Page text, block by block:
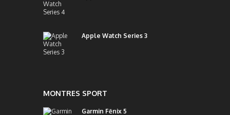
Apple Watch Series 3
MONTRES SPORT
Garmin Fēnix 5